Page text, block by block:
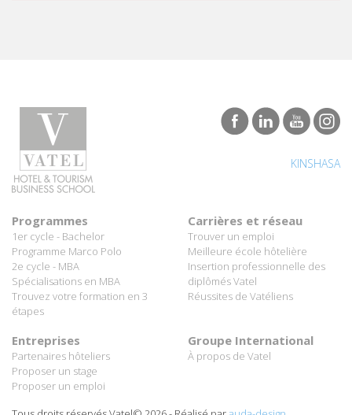
KINSHASA
Programmes
1er cycle - Bachelor
Programme Marco Polo
2e cycle - MBA
Spécialisations en MBA
Trouvez votre formation en 3
étapes
Carrières et réseau
Trouver un emploi
Meilleure école hôtelière
Insertion professionnelle des
diplômés Vatel
Réussites de Vatéliens
Entreprises
Partenaires hôteliers
Proposer un stage
Proposer un emploi
Groupe International
À propos de Vatel